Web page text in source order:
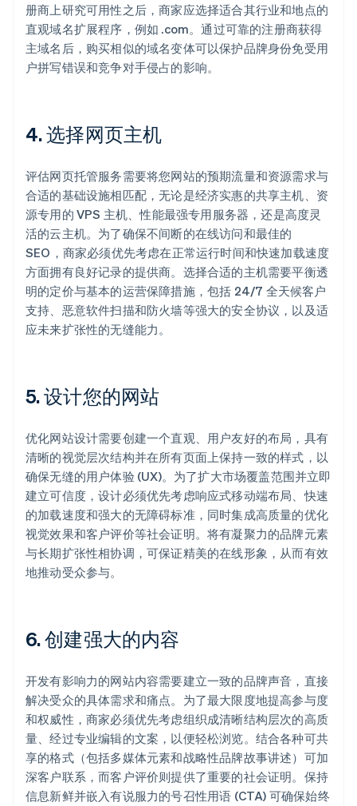
册商上研究可用性之后，商家应选择适合其行业和地点的
直观域名扩展程序，例如 .com。通过可靠的注册商获得
主域名后，购买相似的域名变体可以保护品牌身份免受用
户拼写错误和竞争对手侵占的影响。
4. 选择网页主机
评估网页托管服务需要将您网站的预期流量和资源需求与
合适的基础设施相匹配，无论是经济实惠的共享主机、资
源专用的 VPS 主机、性能最强专用服务器，还是高度灵
活的云主机。为了确保不间断的在线访问和最佳的
SEO，商家必须优先考虑在正常运行时间和快速加载速度
方面拥有良好记录的提供商。选择合适的主机需要平衡透
明的定价与基本的运营保障措施，包括 24/7 全天候客户
支持、恶意软件扫描和防火墙等强大的安全协议，以及适
应未来扩张性的无缝能力。
5. 设计您的网站
优化网站设计需要创建一个直观、用户友好的布局，具有
清晰的视觉层次结构并在所有页面上保持一致的样式，以
确保无缝的用户体验 (UX)。为了扩大市场覆盖范围并立即
建立可信度，设计必须优先考虑响应式移动端布局、快速
的加载速度和强大的无障碍标准，同时集成高质量的优化
视觉效果和客户评价等社会证明。将有凝聚力的品牌元素
与长期扩张性相协调，可保证精美的在线形象，从而有效
地推动受众参与。
6. 创建强大的内容
开发有影响力的网站内容需要建立一致的品牌声音，直接
解决受众的具体需求和痛点。为了最大限度地提高参与度
和权威性，商家必须优先考虑组织成清晰结构层次的高质
量、经过专业编辑的文案，以便轻松浏览。结合各种可共
享的格式（包括多媒体元素和战略性品牌故事讲述）可加
深客户联系，而客户评价则提供了重要的社会证明。保持
信息新鲜并嵌入有说服力的号召性用语 (CTA) 可确保始终